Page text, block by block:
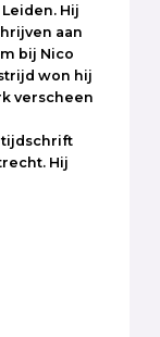
Hij
aan
bij Nico
won hij
verscheen
tijdschrift
Hij